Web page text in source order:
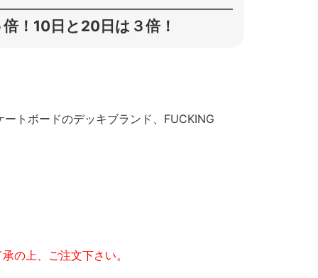
！10日と20日は３倍！
トボードのデッキブランド、FUCKING
の上、ご注文下さい。